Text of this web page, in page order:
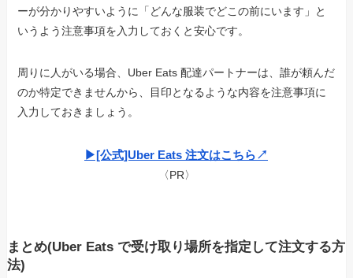
ーが分かりやすいように「どんな服装でどこの前にいます」と
いうよう注意事項を入力しておくと安心です。
周りに人がいる場合、Uber Eats 配達パートナーは、誰が頼んだ
のか特定できませんから、目印となるような内容を注意事項に
入力しておきましょう。
▶︎[公式]Uber Eats 注文はこちら↗︎
〈PR〉
まとめ(Uber Eats で受け取り場所を指定して注文する方
法)